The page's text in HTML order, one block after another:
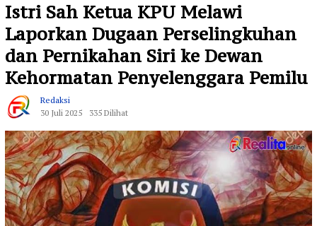
Istri Sah Ketua KPU Melawi
Laporkan Dugaan Perselingkuhan
dan Pernikahan Siri ke Dewan
Kehormatan Penyelenggara Pemilu
Redaksi
30 Juli 2025
335 Dilihat